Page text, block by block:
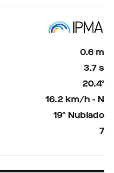
0.6 m
3.7 s
20.4º
16.2 km/h - N
19º Nublado
7